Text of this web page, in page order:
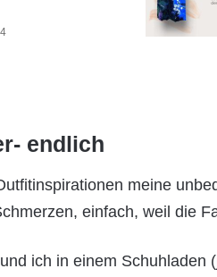
endlich
meine
einfach, weil die
ich in einem Schuhladen